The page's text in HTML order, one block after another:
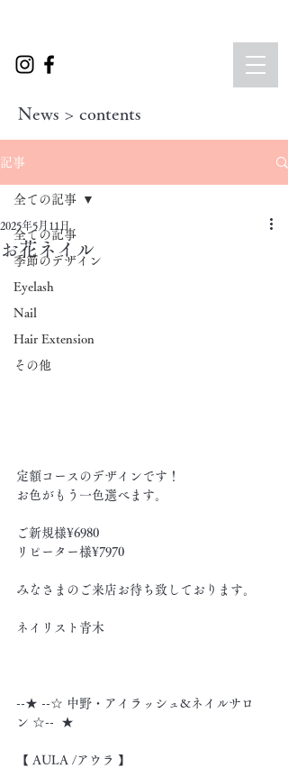
News > contents
記事
全ての記事
季節のデザイン
Eyelash
Nail
Hair Extension
その他
全ての記事
お花ネイル
2025年5月11日
定額コースのデザインです！
お色がもう一色選べます。
ご新規様¥6980
リピーター様¥7970
みなさまのご来店お待ち致しております。
ネイリスト青木
--★ --☆ 中野・アイラッシュ&ネイルサロ
ン ☆--  ★
【 AULA /アウラ 】